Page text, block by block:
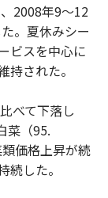
2008年9～12
。夏休みシー
ビスを中心に
された。
べて下落し
菜（95.
価格上昇が続
した。